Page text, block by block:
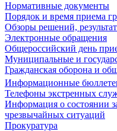
Нормативные документы
Порядок и время приема
Обзоры решений,
Электронные обращения
Общероссийский день
Муниципальные и
Гражданская оборона и
Информационные
Телефоны экстренных
Информация о состоянии
чрезвычайных ситуаций
Прокуратура